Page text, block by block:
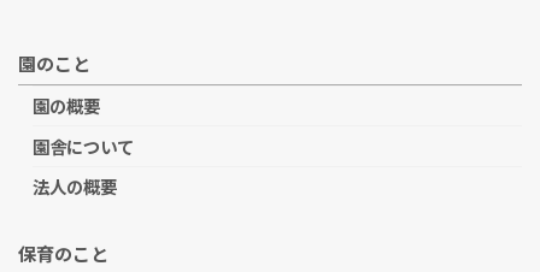
園のこと
園の概要
園舎について
法人の概要
保育のこと